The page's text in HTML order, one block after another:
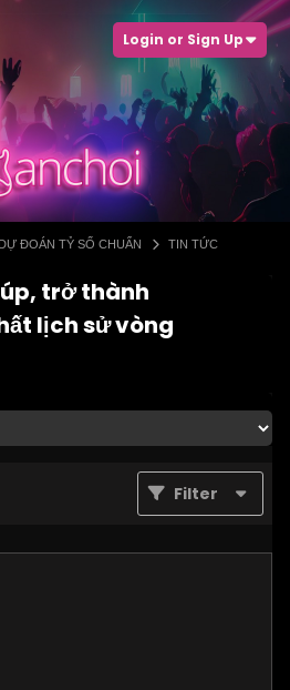
Login or Sign Up
ĐOÁN TỶ SỐ CHUẨN TIN TỨC
trở thành
lịch sử vòng
Filter